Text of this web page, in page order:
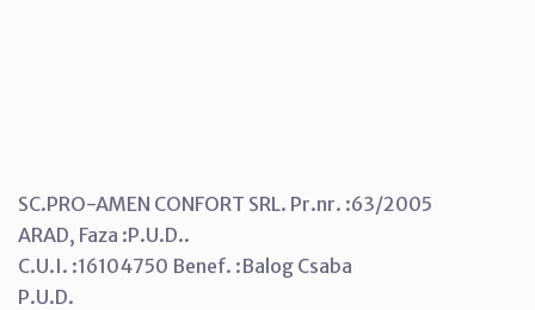
SC.PRO-AMEN CONFORT SRL. Pr.nr. :63/2005
ARAD, Faza :P.U.D..
C.U.I. :16104750 Benef. :Balog Csaba
P.U.D.